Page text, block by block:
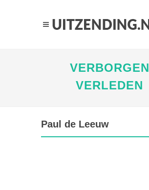
VERBORGEN
VERLEDEN
Paul de Leeuw